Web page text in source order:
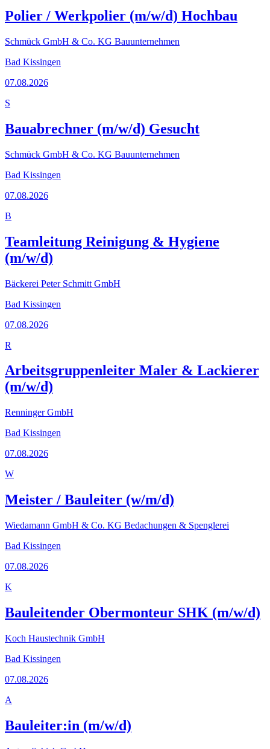
Polier / Werkpolier (m/w/d) Hochbau
Schmück GmbH & Co. KG Bauunternehmen
Bad Kissingen
07.08.2026
S
Bauabrechner (m/w/d) Gesucht
Schmück GmbH & Co. KG Bauunternehmen
Bad Kissingen
07.08.2026
B
Teamleitung Reinigung & Hygiene
(m/w/d)
Bäckerei Peter Schmitt GmbH
Bad Kissingen
07.08.2026
R
Arbeitsgruppenleiter Maler & Lackierer
(m/w/d)
Renninger GmbH
Bad Kissingen
07.08.2026
W
Meister / Bauleiter (w/m/d)
Wiedamann GmbH & Co. KG Bedachungen & Spenglerei
Bad Kissingen
07.08.2026
K
Bauleitender Obermonteur SHK (m/w/d)
Koch Haustechnik GmbH
Bad Kissingen
07.08.2026
A
Bauleiter:in (m/w/d)